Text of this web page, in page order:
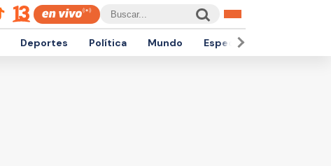
Deportes Política Mundo Espectáculos